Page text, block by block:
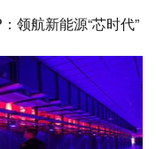
领航新能源“芯时代”